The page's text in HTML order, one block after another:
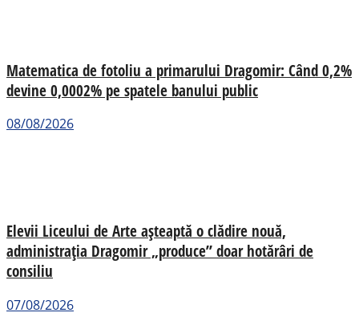
Matematica de fotoliu a primarului Dragomir: Când 0,2%
devine 0,0002% pe spatele banului public
08/08/2026
Elevii Liceului de Arte așteaptă o clădire nouă,
administrația Dragomir „produce” doar hotărâri de
consiliu
07/08/2026